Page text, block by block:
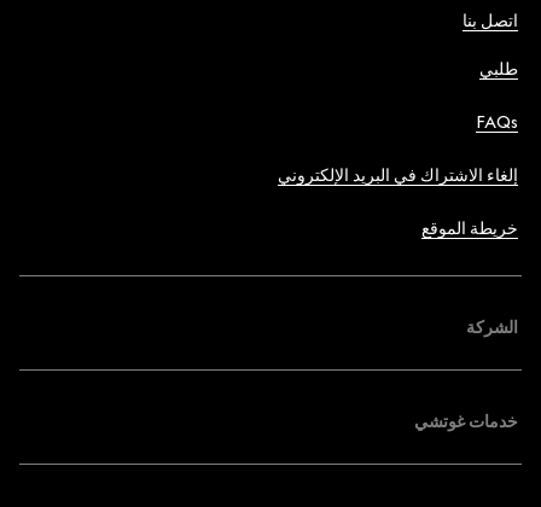
اتصل بنا
طلبي
FAQs
إلغاء الاشتراك في البريد الإلكتروني
خريطة الموقع
الشركة
خدمات غوتشي